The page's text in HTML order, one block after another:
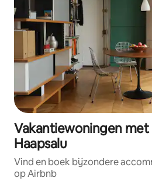
Vakantiewoningen met
Haapsalu
Vind en boek bijzondere
op Airbnb